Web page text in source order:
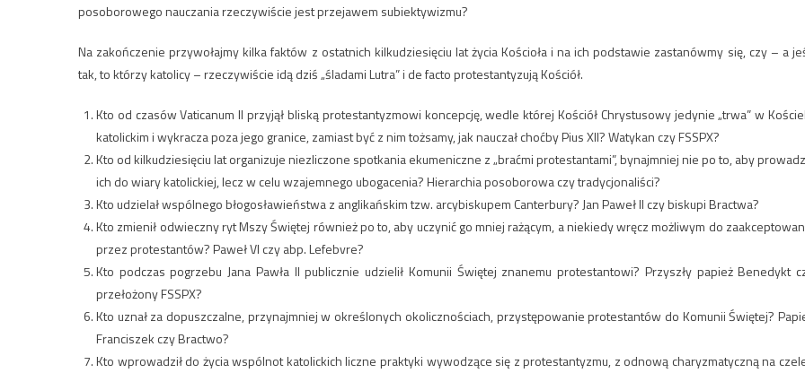
posoborowego nauczania rzeczywiście jest przejawem subiektywizmu?
Na zakończenie przywołajmy kilka faktów z ostatnich kilkudziesięciu lat życia Kościoła i na ich podstawie zastanówmy się, czy – a
tak, to którzy katolicy – rzeczywiście idą dziś „śladami Lutra” i de facto protestantyzują Kościół.
Kto od czasów Vaticanum II przyjął bliską protestantyzmowi koncepcję, wedle której Kościół Chrystusowy jedynie „trwa” w
katolickim i wykracza poza jego granice, zamiast być z nim tożsamy, jak nauczał choćby Pius XII? Watykan czy FSSPX?
Kto od kilkudziesięciu lat organizuje niezliczone spotkania ekumeniczne z „braćmi protestantami”, bynajmniej nie po to, aby
ich do wiary katolickiej, lecz w celu wzajemnego ubogacenia? Hierarchia posoborowa czy tradycjonaliści?
Kto udzielał wspólnego błogosławieństwa z anglikańskim tzw. arcybiskupem Canterbury? Jan Paweł II czy biskupi Bractwa?
Kto zmienił odwieczny ryt Mszy Świętej również po to, aby uczynić go mniej rażącym, a niekiedy wręcz możliwym do
przez protestantów? Paweł VI czy abp. Lefebvre?
Kto podczas pogrzebu Jana Pawła II publicznie udzielił Komunii Świętej znanemu protestantowi? Przyszły papież Benedykt
przełożony FSSPX?
Kto uznał za dopuszczalne, przynajmniej w określonych okolicznościach, przystępowanie protestantów do Komunii Świętej?
Franciszek czy Bractwo?
Kto wprowadził do życia wspólnot katolickich liczne praktyki wywodzące się z protestantyzmu, z odnową charyzmatyczną na